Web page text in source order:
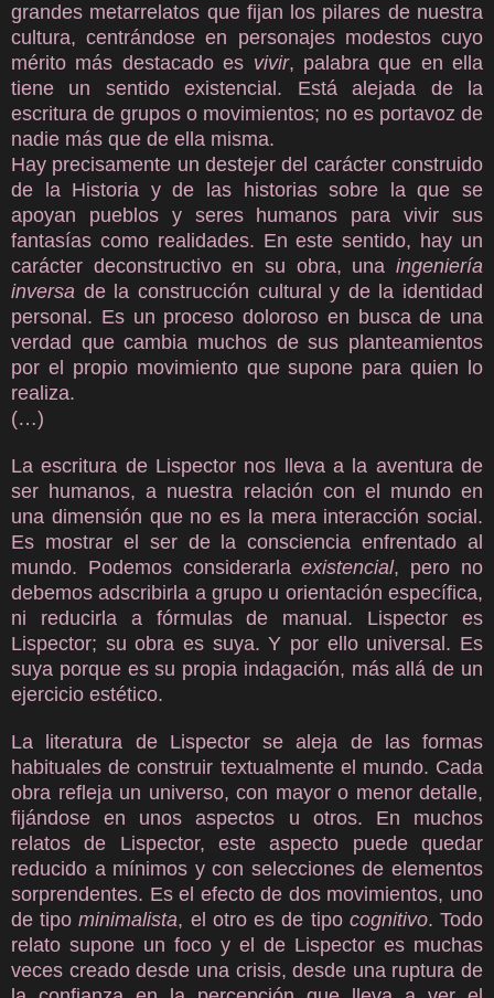
grandes metarrelatos que fijan los pilares de nuestra
cultura, centrándose en personajes modestos cuyo
mérito más destacado es vivir, palabra que en ella
tiene un sentido existencial. Está alejada de la
escritura de grupos o movimientos; no es portavoz de
nadie más que de ella misma.
Hay precisamente un destejer del carácter construido
de la Historia y de las historias sobre la que se
apoyan pueblos y seres humanos para vivir sus
fantasías como realidades. En este sentido, hay un
carácter deconstructivo en su obra, una ingeniería
inversa de la construcción cultural y de la identidad
personal. Es un proceso doloroso en busca de una
verdad que cambia muchos de sus planteamientos
por el propio movimiento que supone para quien lo
realiza.
(…)
La escritura de Lispector nos lleva a la aventura de
ser humanos, a nuestra relación con el mundo en
una dimensión que no es la mera interacción social.
Es mostrar el ser de la consciencia enfrentado al
mundo. Podemos considerarlaexistencial, pero no
debemos adscribirla a grupo u orientación específica,
ni reducirla a fórmulas de manual. Lispector es
Lispector; su obra es suya. Y por ello universal. Es
suya porque es su propia indagación, más allá de un
ejercicio estético.
La literatura de Lispector se aleja de las formas
habituales de construir textualmente el mundo. Cada
obra refleja un universo, con mayor o menor detalle,
fijándose en unos aspectos u otros. En muchos
relatos de Lispector, este aspecto puede quedar
reducido a mínimos y con selecciones de elementos
sorprendentes. Es el efecto de dos movimientos, uno
de tipominimalista, el otro es de tipo cognitivo. Todo
relato supone un foco y el de Lispector es muchas
veces creado desde una crisis, desde una ruptura de